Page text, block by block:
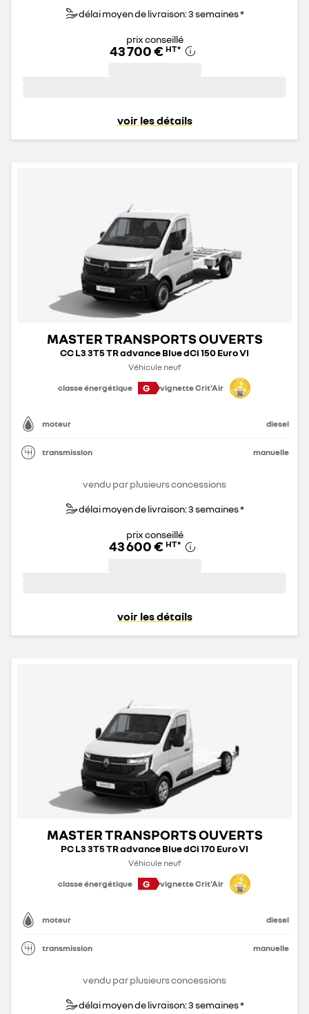
délai moyen de livraison: 3 semaines *
prix conseillé
43 700 € HT*
voir les détails
MASTER TRANSPORTS OUVERTS
CC L3 3T5 TR advance Blue dCi 150 Euro VI
Véhicule neuf
classe énergétique
G vignette Crit'Air
moteur diesel
transmission manuelle
vendu par plusieurs concessions
délai moyen de livraison: 3 semaines *
prix conseillé
43 600 € HT*
voir les détails
MASTER TRANSPORTS OUVERTS
PC L3 3T5 TR advance Blue dCi 170 Euro VI
Véhicule neuf
classe énergétique
G vignette Crit'Air
moteur diesel
transmission manuelle
vendu par plusieurs concessions
délai moyen de livraison: 3 semaines *